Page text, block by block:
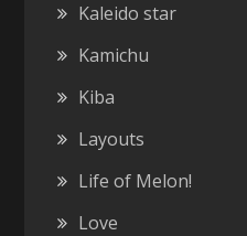
Kaleido star
Kamichu
Kiba
Layouts
Life of Melon!
Love